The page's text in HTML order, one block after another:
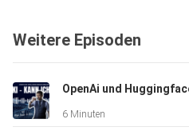
Solche Beispiele zeigen, dass
Schlussfolgerung ziehen
Wahrscheinlichkeiten stützen
Weitere Episoden
6 Minuten